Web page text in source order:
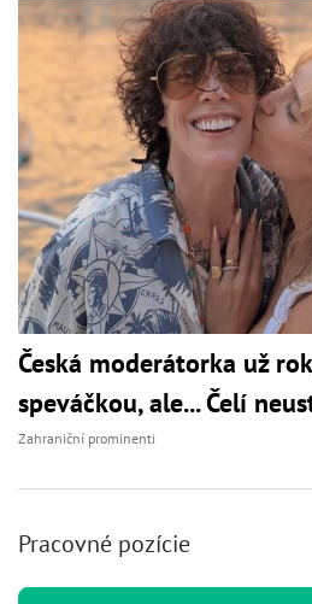
Česká moderátorka už
speváčkou, ale... Čelí
Zahraniční prominenti
Pracovné pozície